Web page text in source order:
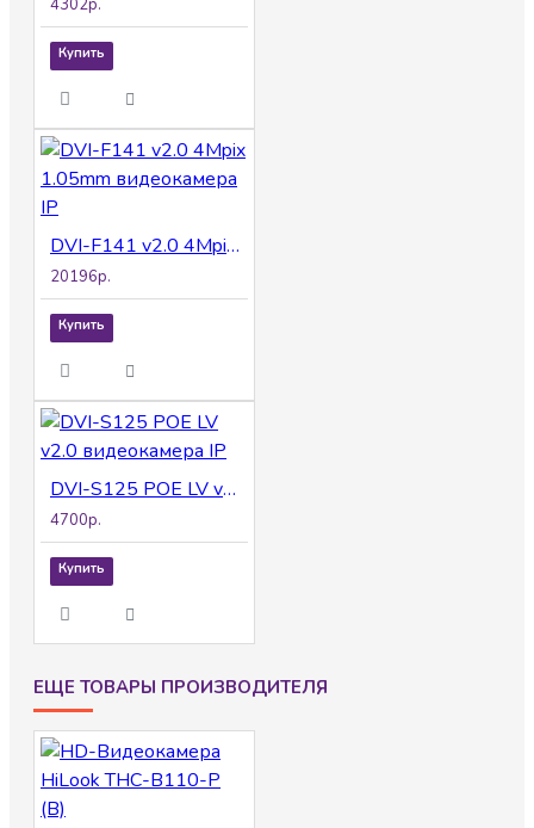
4302р.
Купить
DVI-F141 v2.0 4Mpix 1.05mm видеокамера IP
20196р.
Купить
DVI-S125 POE LV v2.0 видеокамера IP
4700р.
Купить
ЕЩЕ ТОВАРЫ ПРОИЗВОДИТЕЛЯ